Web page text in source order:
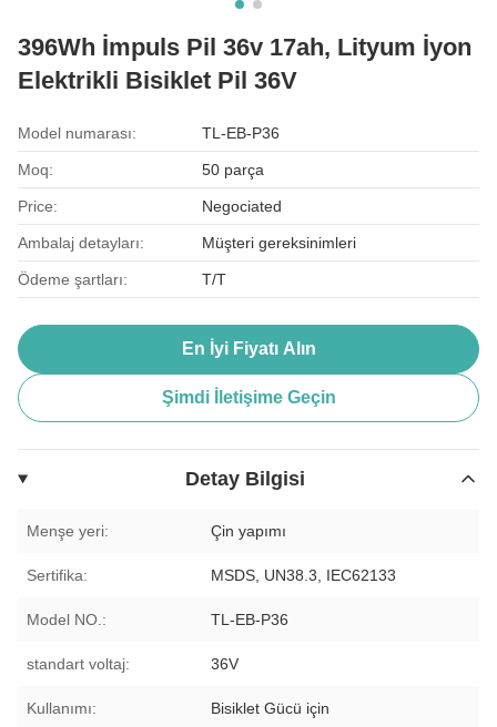
396Wh İmpuls Pil 36v 17ah, Lityum İyon
Elektrikli Bisiklet Pil 36V
Model numarası: TL-EB-P36
Moq: 50 parça
Price: Negociated
Ambalaj detayları: Müşteri gereksinimleri
Ödeme şartları: T/T
En İyi Fiyatı Alın
Şimdi İletişime Geçin
Detay Bilgisi
Menşe yeri: Çin yapımı
Sertifika: MSDS, UN38.3, IEC62133
Model NO.: TL-EB-P36
standart voltaj: 36V
Kullanımı: Bisiklet Gücü için